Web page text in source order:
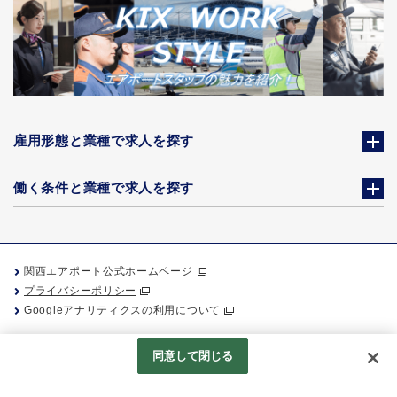
雇用形態と業種で求人を探す
働く条件と業種で求人を探す
関西エアポート公式ホームページ
プライバシーポリシー
Googleアナリティクスの利用について
同意して閉じる